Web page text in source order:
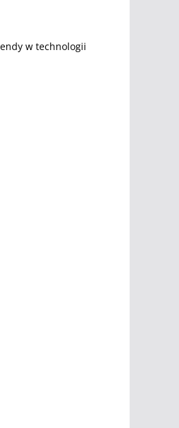
w technologii